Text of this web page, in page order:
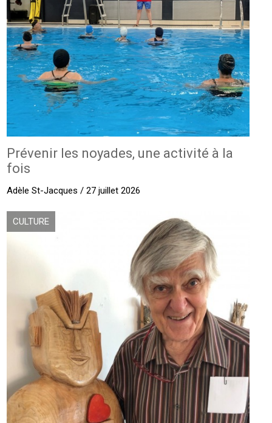
Prévenir les noyades, une activité à la
fois
Adèle St-Jacques / 27 juillet 2026
CULTURE